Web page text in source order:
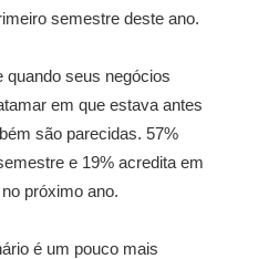
semestre deste ano.
quando seus negócios
em que estava antes
são parecidas. 57%
e 19% acredita em
próximo ano.
é um pouco mais